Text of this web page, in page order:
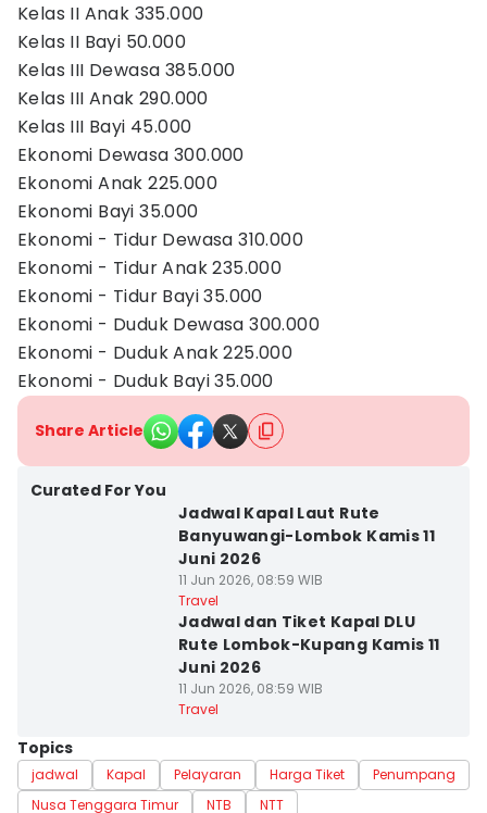
Kelas II Anak 335.000
Kelas II Bayi 50.000
Kelas III Dewasa 385.000
Kelas III Anak 290.000
Kelas III Bayi 45.000
Ekonomi Dewasa 300.000
Ekonomi Anak 225.000
Ekonomi Bayi 35.000
Ekonomi - Tidur Dewasa 310.000
Ekonomi - Tidur Anak 235.000
Ekonomi - Tidur Bayi 35.000
Ekonomi - Duduk Dewasa 300.000
Ekonomi - Duduk Anak 225.000
Ekonomi - Duduk Bayi 35.000
Share Article
Curated For You
Jadwal Kapal Laut Rute
Banyuwangi-Lombok Kamis 11
Juni 2026
11 Jun 2026, 08:59 WIB
Travel
Jadwal dan Tiket Kapal DLU
Rute Lombok-Kupang Kamis 11
Juni 2026
11 Jun 2026, 08:59 WIB
Travel
Topics
jadwal Kapal Pelayaran Harga Tiket Penumpang
Nusa Tenggara Timur
NTB NTT